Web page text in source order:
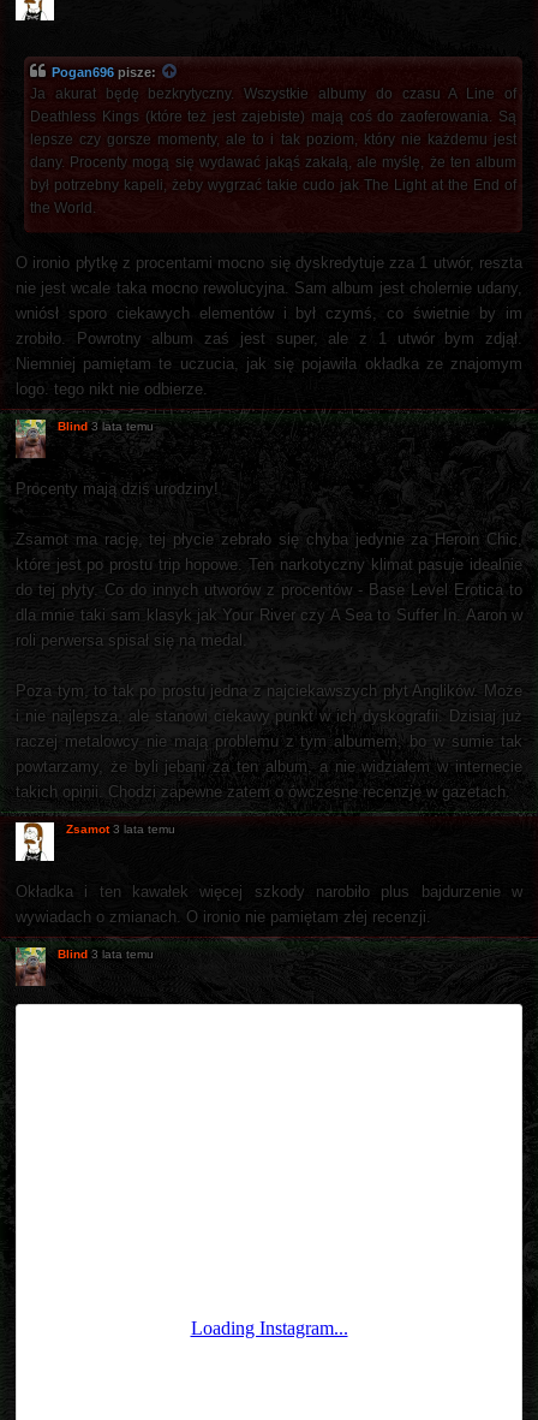
Pogan696 pisze:
Ja akurat będę bezkrytyczny. Wszystkie albumy do czasu A Line of
Deathless Kings (które też jest zajebiste) mają coś do zaoferowania. Są
lepsze czy gorsze momenty, ale to i tak poziom, który nie każdemu jest
dany. Procenty mogą się wydawać jakąś zakałą, ale myślę, że ten album
był potrzebny kapeli, żeby wygrzać takie cudo jak The Light at the End of
the World.
O ironio płytkę z procentami mocno się dyskredytuje zza 1 utwór, reszta
nie jest wcale taka mocno rewolucyjna. Sam album jest cholernie udany,
wniósł sporo ciekawych elementów i był czymś, co świetnie by im
zrobiło. Powrotny album zaś jest super, ale z 1 utwór bym zdjął.
Niemniej pamiętam te uczucia, jak się pojawiła okładka ze znajomym
logo. tego nikt nie odbierze.
Blind 3 lata temu
Procenty mają dziś urodziny!
Zsamot ma rację, tej płycie zebrało się chyba jedynie za Heroin Chic,
które jest po prostu trip hopowe. Ten narkotyczny klimat pasuje idealnie
do tej płyty. Co do innych utworów z procentów - Base Level Erotica to
dla mnie taki sam klasyk jak Your River czy A Sea to Suffer In. Aaron w
roli perwersa spisał się na medal.
Poza tym, to tak po prostu jedna z najciekawszych płyt Anglików. Może
i nie najlepsza, ale stanowi ciekawy punkt w ich dyskografii. Dzisiaj już
raczej metalowcy nie mają problemu z tym albumem, bo w sumie tak
powtarzamy, że byli jebani za ten album, a nie widziałem w internecie
takich opinii. Chodzi zapewne zatem o ówczesne recenzje w gazetach.
Zsamot 3 lata temu
Okładka i ten kawałek więcej szkody narobiło plus bajdurzenie w
wywiadach o zmianach. O ironio nie pamiętam złej recenzji.
Blind 3 lata temu